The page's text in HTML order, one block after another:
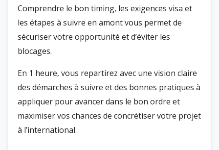
Comprendre le bon timing, les exigences visa et
les étapes à suivre en amont vous permet de
sécuriser votre opportunité et d’éviter les
blocages.
En 1 heure, vous repartirez avec une vision claire
des démarches à suivre et des bonnes pratiques à
appliquer pour avancer dans le bon ordre et
maximiser vos chances de concrétiser votre projet
à l’international.